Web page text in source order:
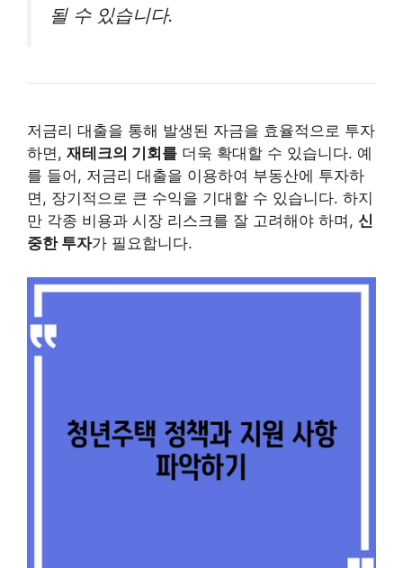
될 수 있습니다.
저금리 대출을 통해 발생된 자금을 효율적으로 투자
하면, 재테크의 기회를 더욱 확대할 수 있습니다. 예
를 들어, 저금리 대출을 이용하여 부동산에 투자하
면, 장기적으로 큰 수익을 기대할 수 있습니다. 하지
만 각종 비용과 시장 리스크를 잘 고려해야 하며, 신
중한 투자가 필요합니다.